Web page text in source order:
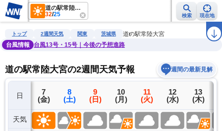
道の駅常陸大宮
32/25 検索 現在地
雨雲レーダー 台風情報 地震情報 警報・注意報 ラ
トップ 2週間天気 関東 茨城県
道の駅常陸大宮
台風情報
台風13号・15号｜今後の予想進路
道の駅常陸大宮の2週間天気予報 週間の最新見解
日
天気
6
(木)
7
(金)
8
(土)
9
(日)
10
(月)
11
(火)
12
(水)
13
(木)